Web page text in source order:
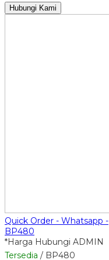
Hubungi Kami
Quick Order - Whatsapp -
BP480
*Harga Hubungi ADMIN
Tersedia / BP480